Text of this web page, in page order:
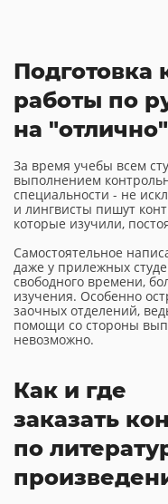
Подготовка
работы по
на "отлично"
За время учебы всем
выполнением
специальности - не
и лингвисты пишут
которые изучили,
Самостоятельное
даже у прилежных
свободного времени,
изучения. Особенно
заочных отделений,
помощи со стороны
невозможно.
Как и где
заказать
по